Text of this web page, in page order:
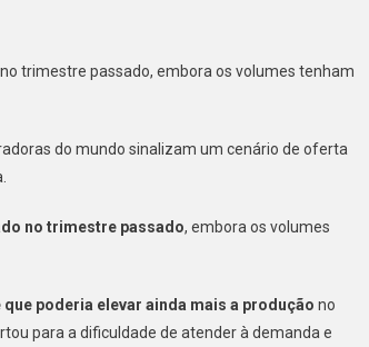
trimestre passado, embora os volumes tenham
do mundo sinalizam um cenário de oferta
no trimestre passado, embora os volumes
que poderia elevar ainda mais a produção no
para a dificuldade de atender à demanda e